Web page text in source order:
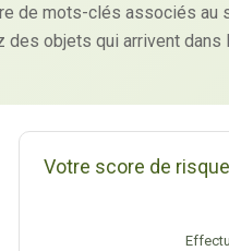
de mots-clés associés
objets qui arrivent dans
Votre score de